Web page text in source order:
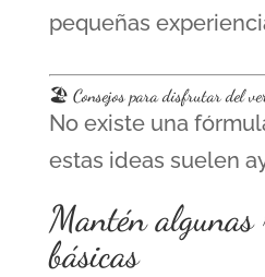
pequeñas
🏖️ Consejos para disfrutar del
No existe una
estas ideas suelen
Mantén
básicas